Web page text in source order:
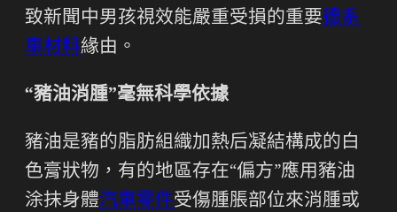
致新聞中男孩視效能嚴重受損的重要德系
車材料緣由。
“豬油消腫”毫無科學依據
豬油是豬的脂肪組織加熱后凝結構成的白
色膏狀物，有的地區存在“偏方”應用豬油
涂抹身體汽車零件受傷腫脹部位來消腫或